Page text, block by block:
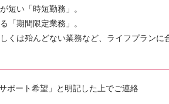
短い「時短勤務」。
「期間限定業務」。
くは殆んどない業務など、ライフプラン
ポート希望」と明記した上でご連絡